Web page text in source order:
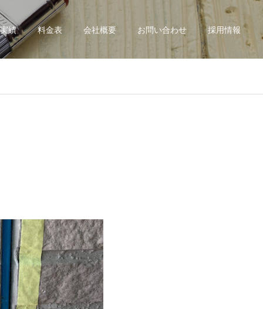
績 料金表 会社概要 お問い合わせ 採用情報